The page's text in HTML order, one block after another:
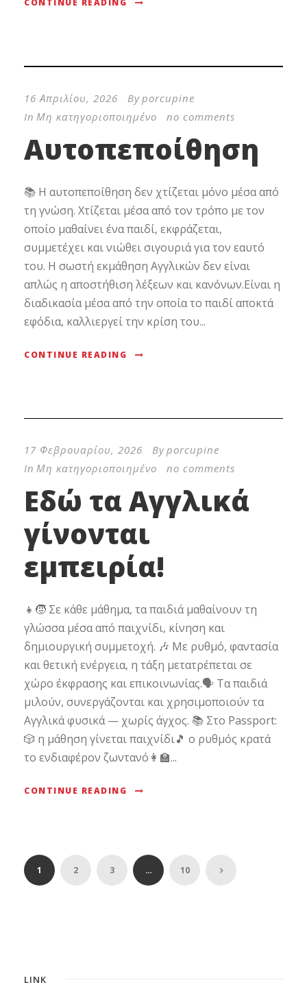
CONTINUE READING
16 Απριλίου, 2026 By porcupine
In Μη κατηγοριοποιημένο no comments
Αυτοπεποίθηση
📚 Η αυτοπεποίθηση δεν χτίζεται μόνο μέσα από
τη γνώση. Χτίζεται μέσα από τον τρόπο με τον
οποίο μαθαίνει ένα παιδί, εκφράζεται,
συμμετέχει και νιώθει σιγουριά για τον εαυτό
του. Η σωστή εκμάθηση Αγγλικών δεν είναι
απλώς η αποστήθιση λέξεων και κανόνων.Είναι η
διαδικασία μέσα από την οποία το παιδί αποκτά
εφόδια, καλλιεργεί την κρίση του...
CONTINUE READING
17 Φεβρουαρίου, 2026 Byporcupine
In Μη κατηγοριοποιημένο no comments
Εδώ τα Αγγλικά
γίνονται
εμπειρία!
👧🧒 Σε κάθε μάθημα, τα παιδιά μαθαίνουν τη
γλώσσα μέσα από παιχνίδι, κίνηση και
δημιουργική συμμετοχή. 🎶 Με ρυθμό, φαντασία
και θετική ενέργεια, η τάξη μετατρέπεται σε
χώρο έκφρασης και επικοινωνίας.🗣️ Τα παιδιά
μιλούν, συνεργάζονται και χρησιμοποιούν τα
Αγγλικά φυσικά — χωρίς άγχος. 📚 Στο Passport:
🎲 η μάθηση γίνεται παιχνίδι🎵 ο ρυθμός κρατά
το ενδιαφέρον ζωντανό👩‍🏫...
CONTINUE READING
1 2 3 … 10
LINK